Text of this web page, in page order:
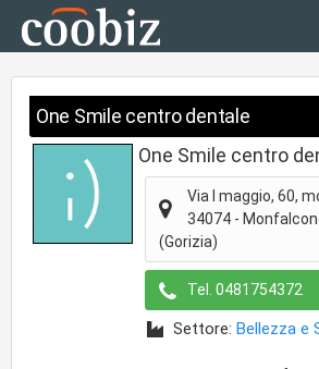
One Smile centro dentale
One Smile centro
Via I maggio, 60,
34074 -
(Gorizia)
Tel. 0481754372
Settore: Bellezza e